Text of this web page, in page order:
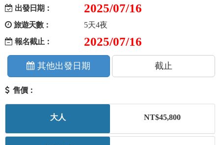
美加紐澳
歐洲
客製化行程
出發日期： 2025/07/16
旅遊天數：
5天4夜
報名截止：
2025/07/16
其他出發日期 截止
售價：
大人 NT$45,800